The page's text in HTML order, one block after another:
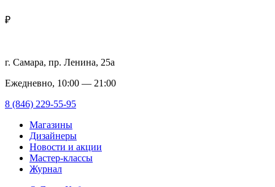
₽
г. Самара, пр. Ленина, 25а
Ежедневно, 10:00 — 21:00
8 (846) 229-55-95
Магазины
Дизайнеры
Новости и акции
Мастер-классы
Журнал